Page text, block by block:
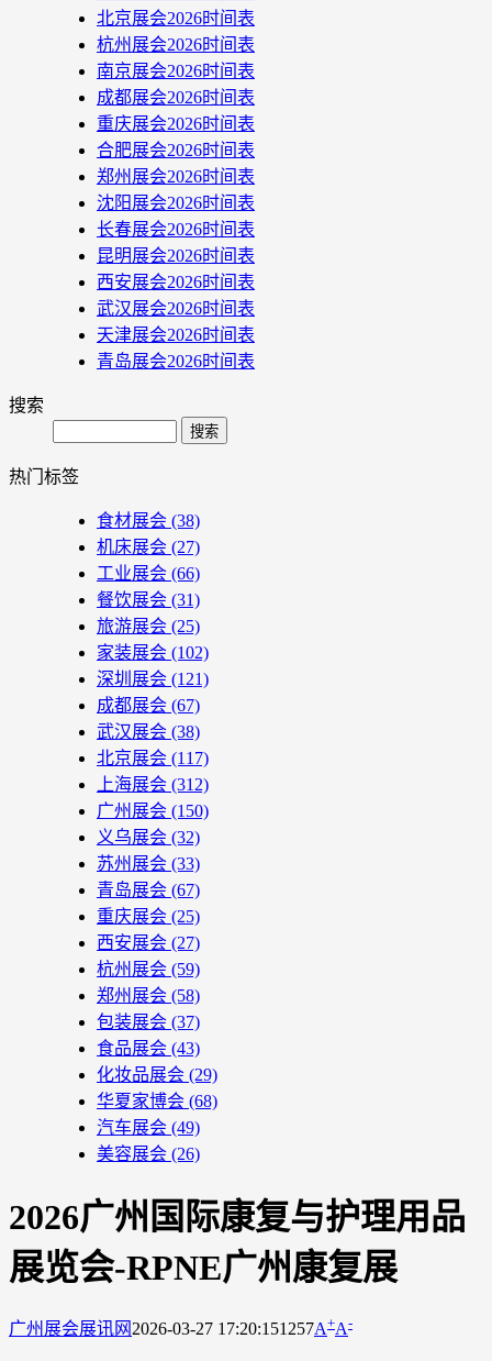
北京展会2026时间表
杭州展会2026时间表
南京展会2026时间表
成都展会2026时间表
重庆展会2026时间表
合肥展会2026时间表
郑州展会2026时间表
沈阳展会2026时间表
长春展会2026时间表
昆明展会2026时间表
西安展会2026时间表
武汉展会2026时间表
天津展会2026时间表
青岛展会2026时间表
搜索
Search
热门标签
食材展会 (38)
机床展会 (27)
工业展会 (66)
餐饮展会 (31)
旅游展会 (25)
家装展会 (102)
深圳展会 (121)
成都展会 (67)
武汉展会 (38)
北京展会 (117)
上海展会 (312)
广州展会 (150)
义乌展会 (32)
苏州展会 (33)
青岛展会 (67)
重庆展会 (25)
西安展会 (27)
杭州展会 (59)
郑州展会 (58)
包装展会 (37)
食品展会 (43)
化妆品展会 (29)
华夏家博会 (68)
汽车展会 (49)
美容展会 (26)
​2026广州国际康复与护理用品
展览会-RPNE广州康复展
广州展会展讯网 2026-03-27 17:20:151257A+A-